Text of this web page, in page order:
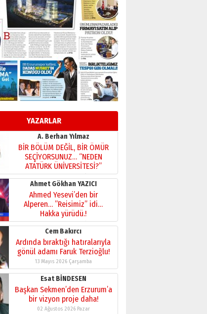
YAZARLAR
Erzurumspor’un köşe taşları
29 Haziran 2026 Pazartesi
Kenan GÜLERCİ
Murat Şahsuvaroğlu ERKON’da
çıtayı yukarı taşırken,
yönetimdekiler aşağı
çekmemeli!
17 Şubat 2026 SalıOrhan BOZKURT
Bir fotoğraf, bir şehir, bir
gazeteci… Dizginler kimin
elinde?
A. Berhan Yılmaz
BİR BÖLÜM DEĞİL, BİR ÖMÜR
SEÇİYORSUNUZ… “NEDEN
ATATÜRK ÜNİVERSİTESİ?”
28 Temmuz 2026 Salı
Ahmet Gökhan YAZICI
Ahmed Yesevi’den bir
Alperen… ”Reisimiz” idi…
Hakka yürüdü.!
26 Mart 2026 Perşembe
Cem Bakırcı
Ardında bıraktığı hatıralarıyla
gönül adamı Faruk Terzioğlu!
13 Mayıs 2026 Çarşamba
Esat BİNDESEN
Başkan Sekmen’den Erzurum’a
bir vizyon proje daha!
02 Ağustos 2026 Pazar